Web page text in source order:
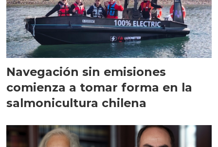
Navegación sin emisiones
comienza a tomar forma en la
salmonicultura chilena